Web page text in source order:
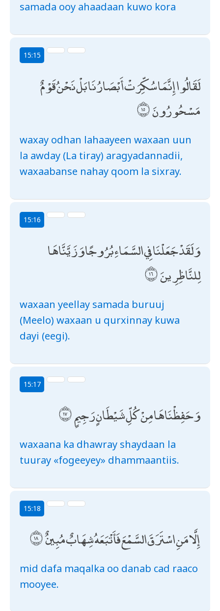
samada ooy ahaadaan kuwo kora
15:15
لَقَالُوا إِنَّمَا سُكِّرَتْ أَبْصَارُنَا بَلْ نَحْنُ قَوْمٌ
مَسْحُورُونَ
waxay odhan lahaayeen waxaan uun
la awday (La tiray) aragyadannadii,
waxaabanse nahay qoom la sixray.
15:16
وَلَقَدْ جَعَلْنَا فِي السَّمَاءِ بُرُوجًا وَزَيَّنَّاهَا
لِلنَّاظِرِينَ
waxaan yeellay samada buruuj
(Meelo) waxaan u qurxinnay kuwa
dayi (eegi).
15:17
وَحَفِظْنَاهَا مِنْ كُلِّ شَيْطَانٍ رَجِيمٍ
waxaana ka dhawray shaydaan la
tuuray «fogeeyey» dhammaantiis.
15:18
إِلَّا مَنِ اسْتَرَقَ السَّمْعَ فَأَتْبَعَهُ شِهَابٌ مُبِينٌ
mid dafa maqalka oo danab cad raaco
mooyee.